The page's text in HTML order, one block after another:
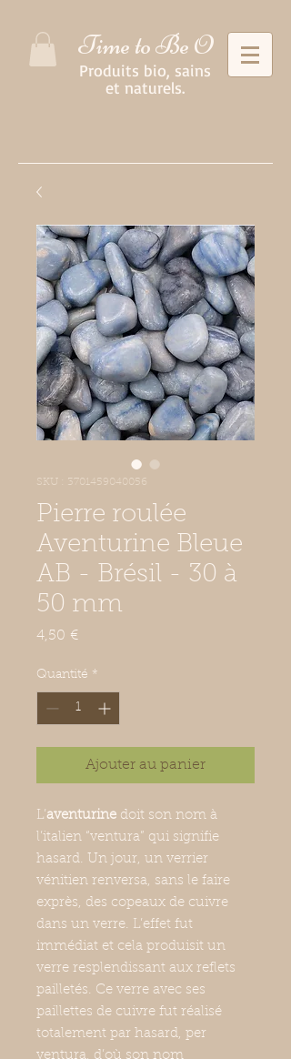
Time to Be O
Produits bio, sains
et naturels.
SKU : 3701459040056
Pierre roulée
Aventurine Bleue
AB - Brésil - 30 à
50 mm
4,50 €Prix
Quantité *
Ajouter au panier
L’aventurine doit son nom à
l’italien “ventura” qui signifie
hasard. Un jour, un verrier
vénitien renversa, sans le faire
exprès, des copeaux de cuivre
dans un verre. L’effet fut
immédiat et cela produisit un
verre resplendissant aux reflets
pailletés. Ce verre avec ses
paillettes de cuivre fut réalisé
totalement par hasard, per
ventura, d’où son nom